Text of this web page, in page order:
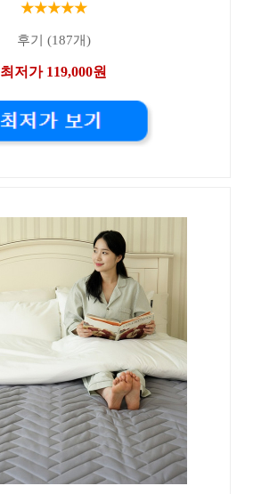
★★★★★
후기 (187개)
최저가 119,000원